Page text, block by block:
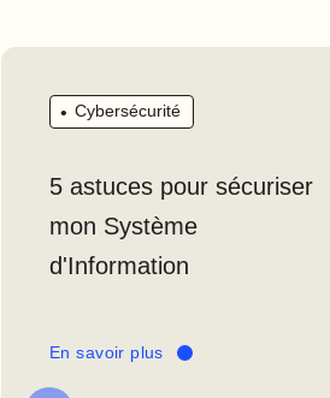
Cybersécurité
5 astuces pour sécuriser
mon Système
d'Information
En savoir plus